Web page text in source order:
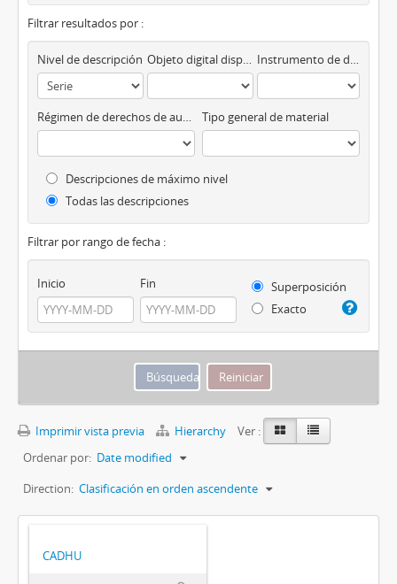
Filtrar resultados por :
Nivel de descripción Objeto digital disponibles Instrumento de descripción
Régimen de derechos de autor Tipo general de material
Descripciones de máximo nivel
Todas las descripciones
Filtrar por rango de fecha :
Inicio Fin
Superposición
Exacto
Imprimir vista previa Hierarchy
Ver :
Ordenar por: Date modified
Direction: Clasificación en orden ascendente
CADHU